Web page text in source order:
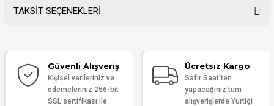
Yorum Yaz
TAKSİT SEÇENEKLERİ
Güvenli Alışveriş
Kişisel verileriniz ve
ödemeleriniz 256-bit
SSL sertifikası ile
Ücretsiz Kargo
Safir Saat'ten
yapacağınız tüm
alışverişlerde Yurtiçi